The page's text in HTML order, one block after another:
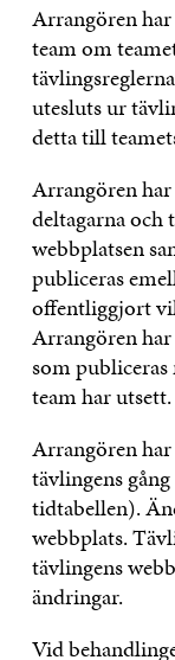
Arrangören
team om
utesluts ur
detta till
Arrangören
deltagarna och
webbplatsen
publiceras
offentliggjort
Arrangören
som
team har utsett.
Arrangören
tävlingens
tidtabellen).
webbplats.
tävlingens
ändringar.
Vid